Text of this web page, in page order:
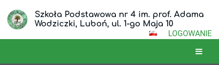
Szkoła Podstawowa nr 4 im. prof. Adama
Wodziczki, Luboń, ul. 1-go Maja 10
LOGOWANIE